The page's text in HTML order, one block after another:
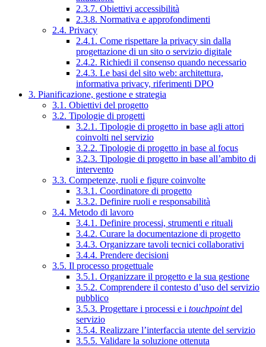
2.3.7. Obiettivi accessibilità
2.3.8. Normativa e approfondimenti
2.4. Privacy
2.4.1. Come rispettare la privacy sin dalla
progettazione di un sito o servizio digitale
2.4.2. Richiedi il consenso quando necessario
2.4.3. Le basi del sito web: architettura,
informativa privacy, riferimenti DPO
3. Pianificazione, gestione e strategia
3.1. Obiettivi del progetto
3.2. Tipologie di progetti
3.2.1. Tipologie di progetto in base agli attori
coinvolti nel servizio
3.2.2. Tipologie di progetto in base al focus
3.2.3. Tipologie di progetto in base all’ambito di
intervento
3.3. Competenze, ruoli e figure coinvolte
3.3.1. Coordinatore di progetto
3.3.2. Definire ruoli e responsabilità
3.4. Metodo di lavoro
3.4.1. Definire processi, strumenti e rituali
3.4.2. Curare la documentazione di progetto
3.4.3. Organizzare tavoli tecnici collaborativi
3.4.4. Prendere decisioni
3.5. Il processo progettuale
3.5.1. Organizzare il progetto e la sua gestione
3.5.2. Comprendere il contesto d’uso del servizio
pubblico
3.5.3. Progettare i processi e i touchpointdel
servizio
3.5.4. Realizzare l’interfaccia utente del servizio
3.5.5. Validare la soluzione ottenuta